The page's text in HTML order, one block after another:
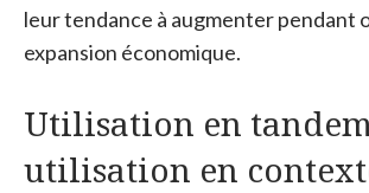
leur tendance à augmenter pendant
expansion économique.
Utilisation en
utilisation en